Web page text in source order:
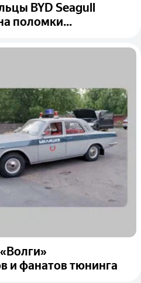
BYD Seagull
поломки...
и фанатов тюнинга